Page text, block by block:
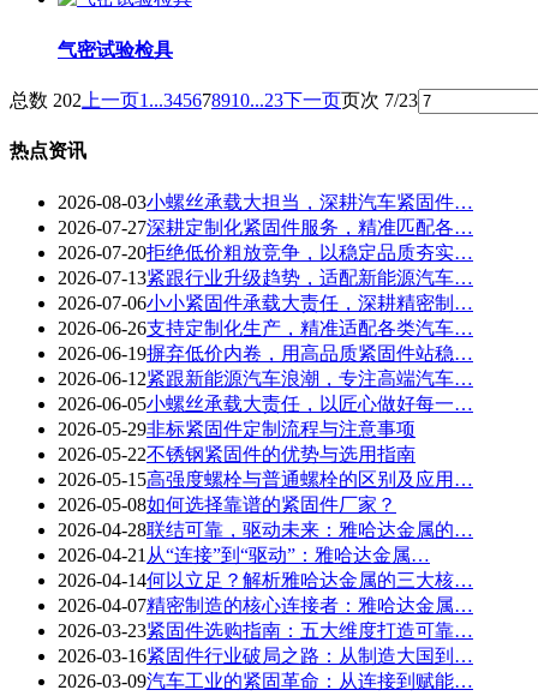
气密试验检具
总数 202 上一页1...345678910...23下一页页次 7/23
热点资讯
2026-08-03小螺丝承载大担当，深耕汽车紧固件…
2026-07-27深耕定制化紧固件服务，精准匹配各…
2026-07-20拒绝低价粗放竞争，以稳定品质夯实…
2026-07-13紧跟行业升级趋势，适配新能源汽车…
2026-07-06小小紧固件承载大责任，深耕精密制…
2026-06-26支持定制化生产，精准适配各类汽车…
2026-06-19摒弃低价内卷，用高品质紧固件站稳…
2026-06-12紧跟新能源汽车浪潮，专注高端汽车…
2026-06-05小螺丝承载大责任，以匠心做好每一…
2026-05-29非标紧固件定制流程与注意事项
2026-05-22不锈钢紧固件的优势与选用指南
2026-05-15高强度螺栓与普通螺栓的区别及应用…
2026-05-08如何选择靠谱的紧固件厂家？
2026-04-28联结可靠，驱动未来：雅哈达金属的…
2026-04-21 从“连接”到“驱动”：雅哈达金属…
2026-04-14何以立足？解析雅哈达金属的三大核…
2026-04-07精密制造的核心连接者：雅哈达金属…
2026-03-23紧固件选购指南：五大维度打造可靠…
2026-03-16紧固件行业破局之路：从制造大国到…
2026-03-09汽车工业的紧固革命：从连接到赋能…